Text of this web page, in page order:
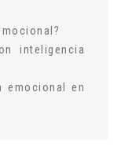
inteligencia
emocional en